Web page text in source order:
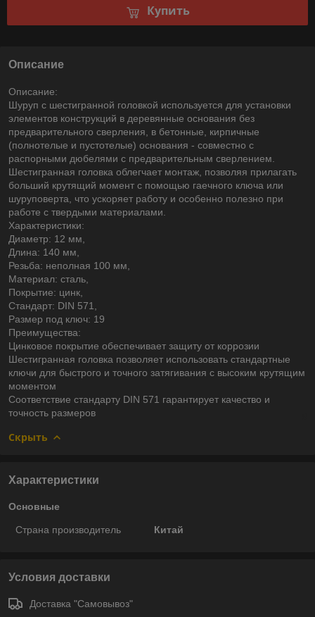
Купить
Описание
Описание:
Шуруп с шестигранной головкой используется для установки
элементов конструкций в деревянные основания без
предварительного сверления, в бетонные, кирпичные
(полнотелые и пустотелые) основания - совместно с
распорными дюбелями с предварительным сверлением.
Шестигранная головка облегчает монтаж, позволяя прилагать
больший крутящий момент с помощью гаечного ключа или
шуруповерта, что ускоряет работу и особенно полезно при
работе с твердыми материалами.
Характеристики:
Диаметр: 12 мм,
Длина: 140 мм,
Резьба: неполная 100 мм,
Материал: сталь,
Покрытие: цинк,
Стандарт: DIN 571,
Размер под ключ: 19
Преимущества:
Цинковое покрытие обеспечивает защиту от коррозии
Шестигранная головка позволяет использовать стандартные
ключи для быстрого и точного затягивания с высоким крутящим
моментом
Соответствие стандарту DIN 571 гарантирует качество и
точность размеров
Скрыть
Характеристики
Основные
Страна производитель Китай
Условия доставки
Доставка "Самовывоз"